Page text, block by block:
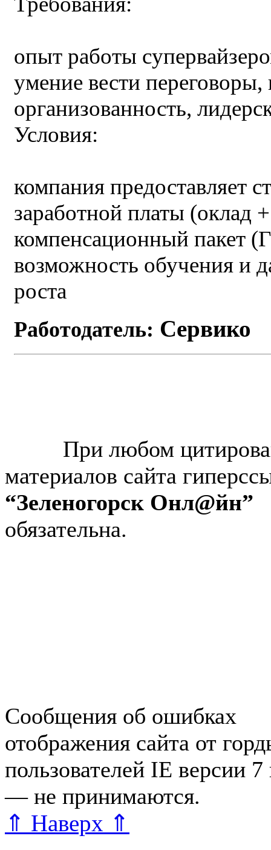
опыт работы
умение вести
организованность,
Условия:
компания предоставляет
заработной платы (оклад
компенсационный пакет
возможность обучения и
роста
Работодатель: Сервико
При любом
материалов сайта
“Зеленогорск Онл@йн”
обязательна.
Сообщения об ошибках
отображения сайта от
пользователей IE версии
— не принимаются.
⇑ Наверх ⇑